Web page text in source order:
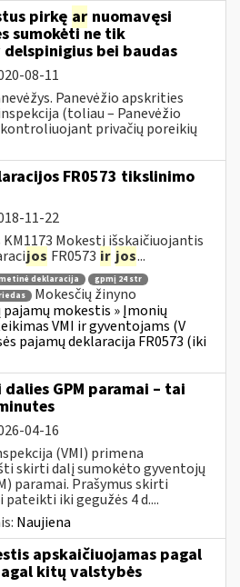
pirkę ar nuomavęsi
sumokėti ne tik
delspinigius bei baudas
08-11
Panevėžio apskrities
(toliau – Panevėžio
privačių poreikių
FR0573 tikslinimo
11-22
Mokestį išskaičiuojantis
jos FR0573 ir jos...
deklaracija
gpmį 24 str
Mokesčių žinyno
pajamų mokestis » Įmonių
VMI ir gyventojams (V
pajamų deklaracija FR0573 (iki
GPM paramai – tai
04-16
(VMI) primena
skirti dalį sumokėto gyventojų
paramai. Prašymus skirti
iki gegužės 4 d....
Naujiena
apskaičiuojamas pagal
kitų valstybės